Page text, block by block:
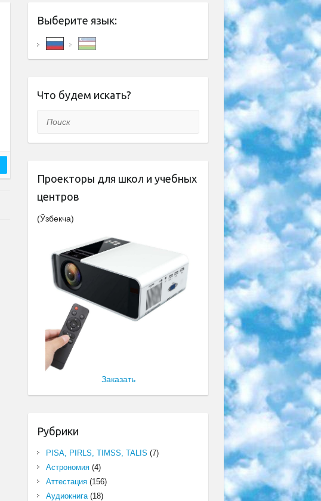
Выберите язык:
Что будем искать?
Поиск
Проекторы для школ и учебных
центров
(Ўзбекча)
Заказать
Рубрики
PISA, PIRLS, TIMSS, TALIS (7)
Астрономия(4)
Аттестация(156)
Аудиокнига(18)